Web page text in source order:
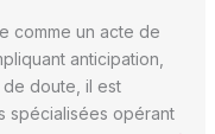
comme un acte de
anticipation,
de doute, il est
spécialisées opérant